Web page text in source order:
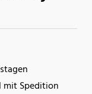
mit Spedition